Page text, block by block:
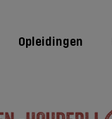
Opleidingen